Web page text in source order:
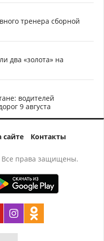
тренера сборной
два «золота» на
водителей
9 августа
сайте Контакты
Все права защищены.